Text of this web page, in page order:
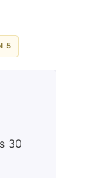
5